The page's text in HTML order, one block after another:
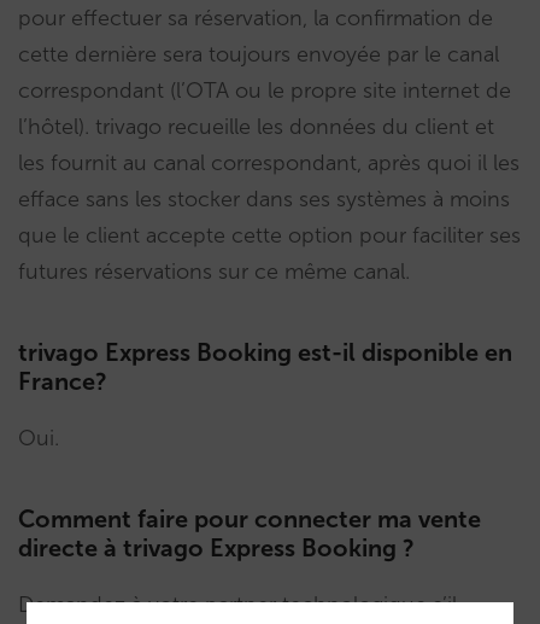
pour effectuer sa réservation, la confirmation de
cette dernière sera toujours envoyée par le canal
correspondant (l’OTA ou le propre site internet de
l’hôtel). trivago recueille les données du client et
les fournit au canal correspondant, après quoi il les
efface sans les stocker dans ses systèmes à moins
que le client accepte cette option pour faciliter ses
futures réservations sur ce même canal.
trivago Express Booking est-il disponible en
France?
Oui.
Comment faire pour connecter ma vente
directe à trivago Express Booking ?
Demandez à votre partner technologique s’il